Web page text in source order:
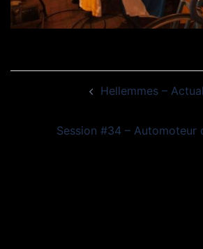
Hellemmes –
Session #34 – Automoteur